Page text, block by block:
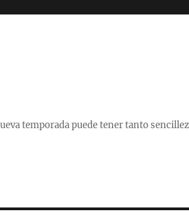
temporada puede tener tanto